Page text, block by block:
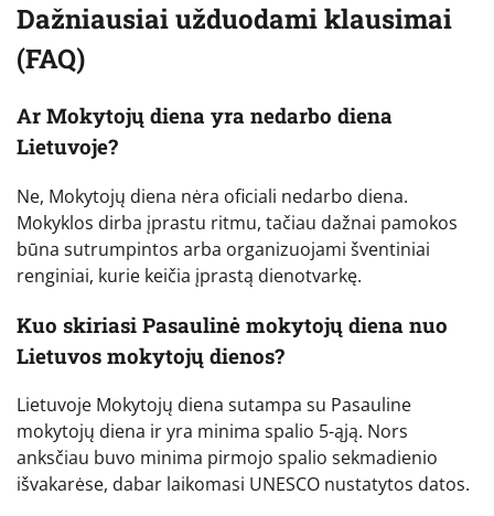
Dažniausiai užduodami klausimai
(FAQ)
Ar Mokytojų diena yra nedarbo diena
Lietuvoje?
Ne, Mokytojų diena nėra oficiali nedarbo diena.
Mokyklos dirba įprastu ritmu, tačiau dažnai pamokos
būna sutrumpintos arba organizuojami šventiniai
renginiai, kurie keičia įprastą dienotvarkę.
Kuo skiriasi Pasaulinė mokytojų diena nuo
Lietuvos mokytojų dienos?
Lietuvoje Mokytojų diena sutampa su Pasauline
mokytojų diena ir yra minima spalio 5-ąją. Nors
anksčiau buvo minima pirmojo spalio sekmadienio
išvakarėse, dabar laikomasi UNESCO nustatytos datos.